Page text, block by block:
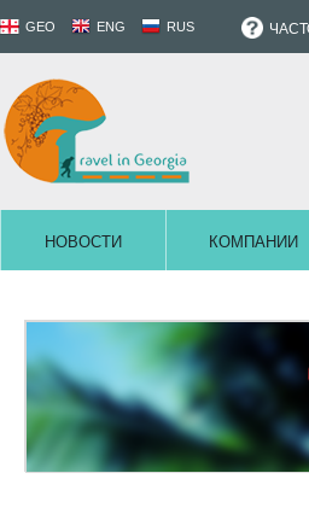
GEO ENG RUS
НОВОСТИ КОМПАНИИ